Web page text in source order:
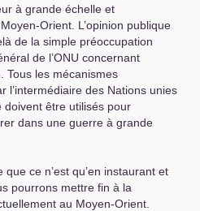
à grande échelle et
Orient. L’opinion publique
de la simple préoccupation
de l’ONU concernant
Tous les mécanismes
l’intermédiaire des Nations unies
doivent être utilisés pour
dans une guerre à grande
que ce n’est qu’en instaurant et
pourrons mettre fin à la
au Moyen-Orient.